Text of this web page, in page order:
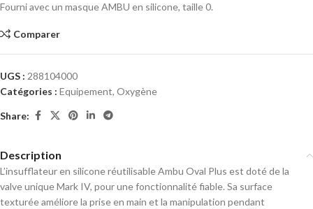
Fourni avec un masque AMBU en silicone, taille 0.
Comparer
UGS : 288104000
Catégories : Equipement, Oxygène
Share:
Description
L’insufflateur en silicone réutilisable Ambu Oval Plus est doté de la
valve unique Mark IV, pour une fonctionnalité fiable. Sa surface
texturée améliore la prise en main et la manipulation pendant